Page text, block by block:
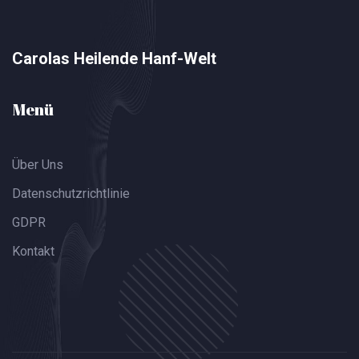
Carolas Heilende Hanf-Welt
Menü
Über Uns
Datenschutzrichtlinie
GDPR
Kontakt